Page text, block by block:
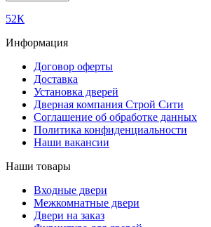
52К
Информация
Договор оферты
Доставка
Установка дверей
Дверная компания Строй Сити
Соглашение об обработке данных
Политика конфиденциальности
Наши вакансии
Наши товары
Входные двери
Межкомнатные двери
Двери на заказ